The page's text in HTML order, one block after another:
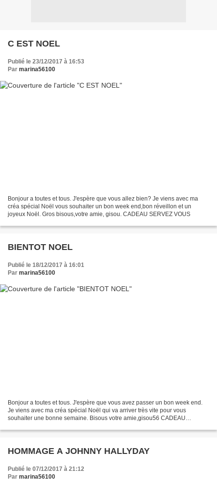
C EST NOEL
Publié le 23/12/2017 à 16:53
Par marina56100
Bonjour a toutes et tous. J'espère que vous allez bien? Je viens avec ma
créa spécial Noël vous souhaiter un bon week end,bon réveillon et un
joyeux Noël. Gros bisous,votre amie, gisou. CADEAU SERVEZ VOUS
BIENTOT NOEL
Publié le 18/12/2017 à 16:01
Par marina56100
Bonjour a toutes et tous. J'espère que vous avez passer un bon week end.
Je viens avec ma créa spécial Noël qui va arriver très vite pour vous
souhaiter une bonne semaine. Bisous votre amie,gisou56 CADEAU
HOMMAGE A JOHNNY HALLYDAY
Publié le 07/12/2017 à 21:12
Par marina56100